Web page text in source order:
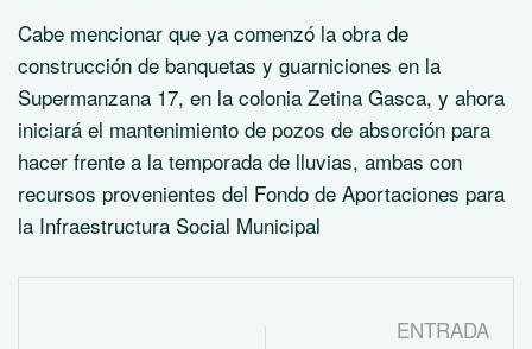
Cabe mencionar que ya comenzó la obra de
construcción de banquetas y guarniciones en la
Supermanzana 17, en la colonia Zetina Gasca, y ahora
iniciará el mantenimiento de pozos de absorción para
hacer frente a la temporada de lluvias, ambas con
recursos provenientes del Fondo de Aportaciones para
la Infraestructura Social Municipal
ENTRADA